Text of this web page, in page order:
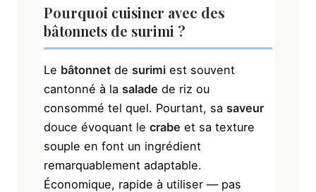
Pourquoi cuisiner avec des
bâtonnets de surimi ?
Le bâtonnet de surimi est souvent
cantonné à la salade de riz ou
consommé tel quel. Pourtant, sa saveur
douce évoquant le crabe et sa texture
souple en font un ingrédient
remarquablement adaptable.
Économique, rapide à utiliser — pas